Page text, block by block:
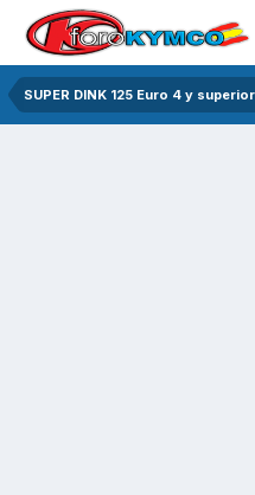
SUPER DINK 125 Euro 4 y